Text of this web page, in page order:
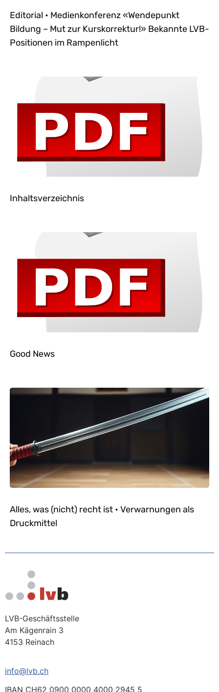
Editorial • Medienkonferenz «Wendepunkt
Bildung – Mut zur Kurskorrektur!» Bekannte LVB-
Positionen im Rampenlicht
Inhaltsverzeichnis
Good News
Alles, was (nicht) recht ist • Verwarnungen als
Druckmittel
LVB-Geschäftsstelle
Am Kägenrain 3
4153 Reinach
info@lvb.ch
IBAN CH62 0900 0000 4000 2945 5